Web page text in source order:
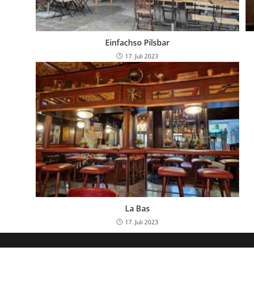
Einfachso Pilsbar
17. Juli 2023
La Bas
17. Juli 2023